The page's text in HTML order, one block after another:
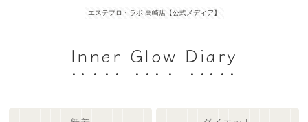
エステプロ・ラボ 高崎店【公式メディア】
Inner Glow Diary